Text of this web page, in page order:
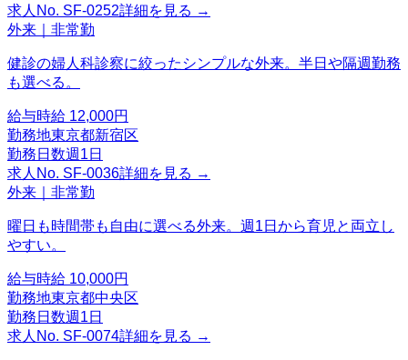
求人No. SF-0252詳細を見る →
外来｜非常勤
健診の婦人科診察に絞ったシンプルな外来。半日や隔週勤務
も選べる。
給与時給 12,000円
勤務地東京都新宿区
勤務日数週1日
求人No. SF-0036詳細を見る →
外来｜非常勤
曜日も時間帯も自由に選べる外来。週1日から育児と両立し
やすい。
給与時給 10,000円
勤務地東京都中央区
勤務日数週1日
求人No. SF-0074詳細を見る →